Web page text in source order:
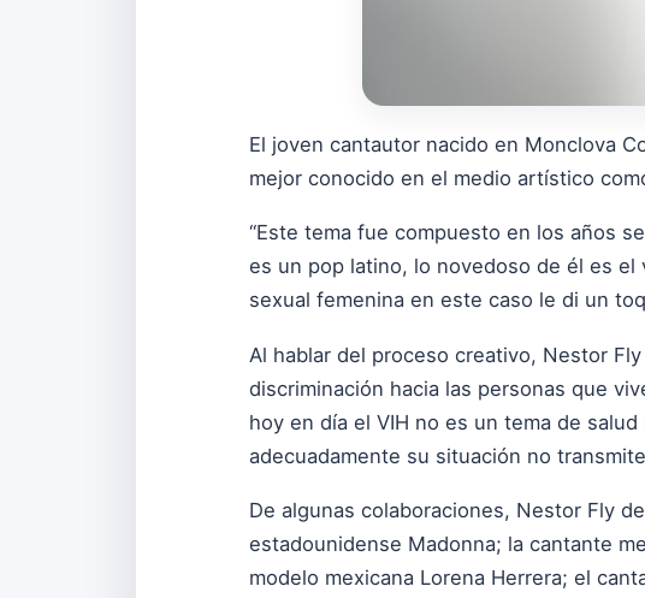
El joven cantautor nacido en Monclova
mejor conocido en el medio artístico
“Este tema fue compuesto en los años
es un pop latino, lo novedoso de él es el
sexual femenina en este caso le di un
Al hablar del proceso creativo, Nestor
discriminación hacia las personas que
hoy en día el VIH no es un tema de
adecuadamente su situación no
De algunas colaboraciones, Nestor Fly
estadounidense Madonna; la cantante
modelo mexicana Lorena Herrera; el